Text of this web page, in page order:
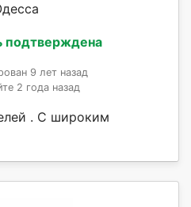
подтверждена
9 лет назад
2 года назад
. С широким